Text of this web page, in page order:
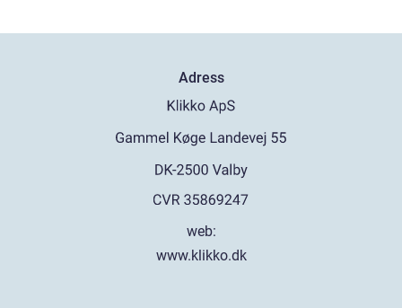
Adress
web:
www.klikko.dk